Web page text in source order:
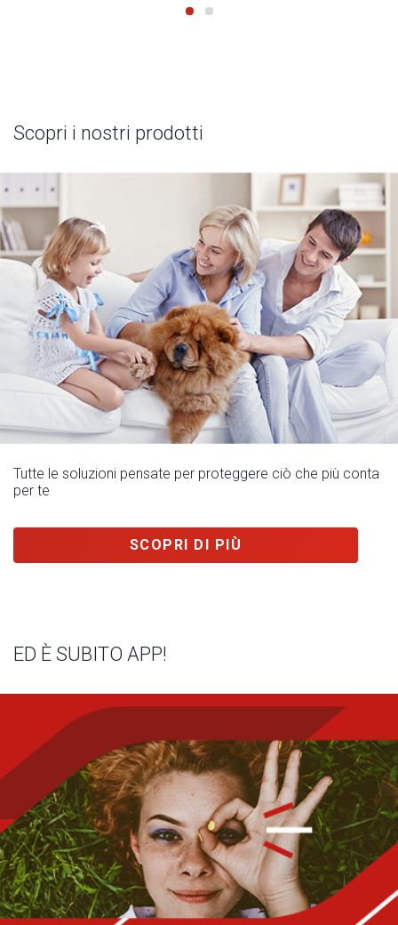
Scopri i nostri prodotti
Tutte le soluzioni pensate per proteggere ciò che più conta
per te
SCOPRI DI PIÙ
ED È SUBITO APP!